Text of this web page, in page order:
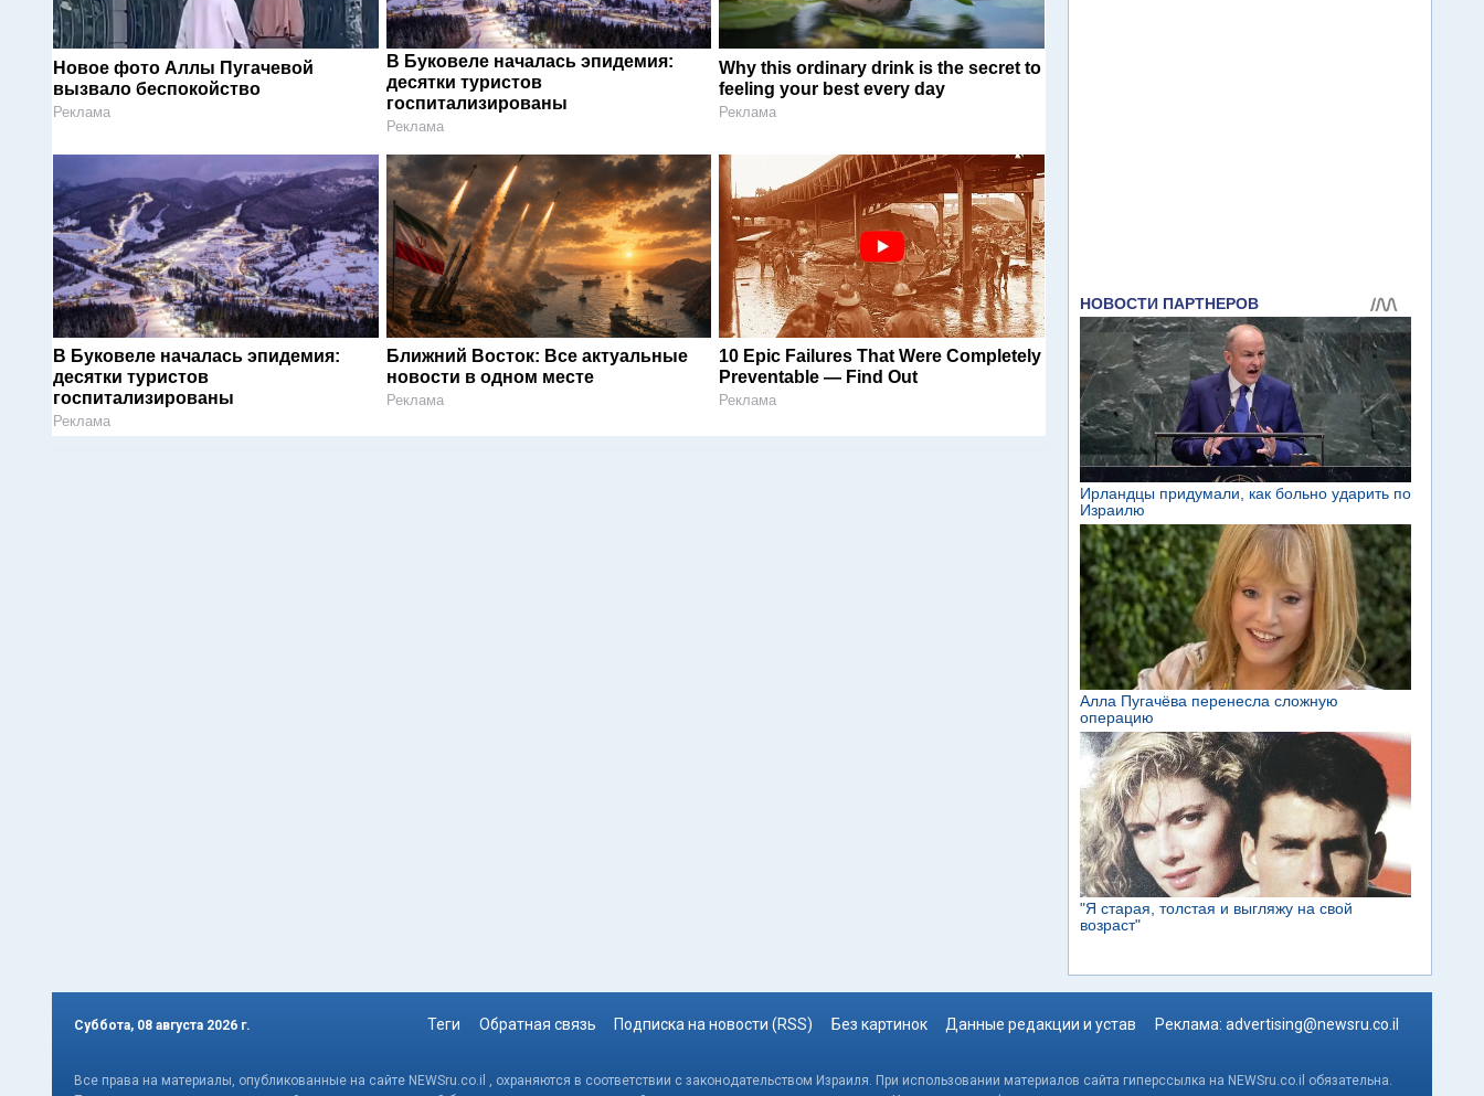
Новое фото Аллы Пугачевой
вызвало беспокойство
Реклама
В Буковеле началась эпидемия:
десятки туристов
госпитализированы
Реклама
Why this ordinary drink is the secret to
feeling your best every day
Реклама
В Буковеле началась эпидемия:
десятки туристов
госпитализированы
Реклама
Ближний Восток: Все актуальные
новости в одном месте
Реклама
10 Epic Failures That Were Completely
Preventable — Find Out
Реклама
Суббота, 08 августа 2026 г. Теги Обратная связь Подписка на новости (RSS) Без картинок Данные редакции и устав Реклама: advertising@newsru.co.il
Все права на материалы, опубликованные на сайте NEWSru.co.il , охраняются в соответствии с законодательством Израиля. При использовании материалов сайта гиперссылка на NEWSru.co.il обязательна.